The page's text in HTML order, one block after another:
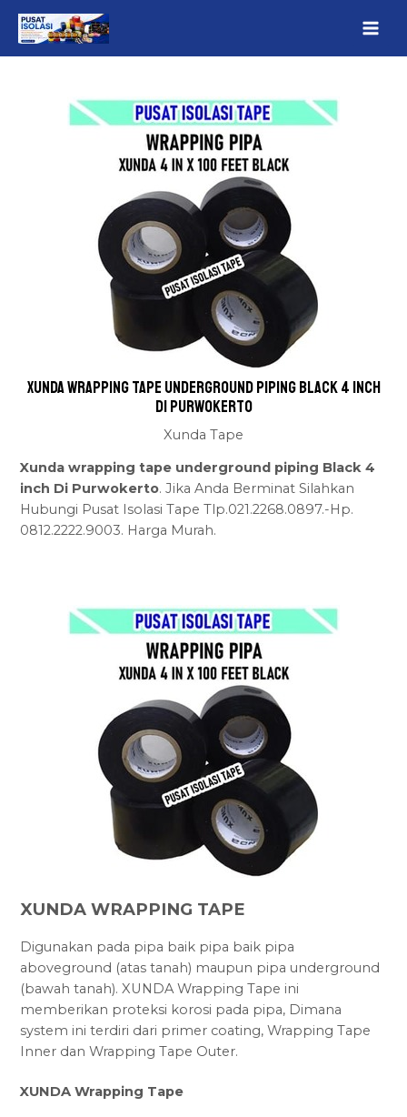
Xunda wrapping tape underground piping Black 4 inch
Di Purwokerto
Xunda Tape
Xunda wrapping tape underground piping Black 4
inch Di Purwokerto. Jika Anda Berminat Silahkan
Hubungi Pusat Isolasi Tape Tlp.021.2268.0897.-Hp.
0812.2222.9003. Harga Murah.
XUNDA WRAPPING TAPE
Digunakan pada pipa baik pipa baik pipa
aboveground (atas tanah) maupun pipa underground
(bawah tanah). XUNDA Wrapping Tape ini
memberikan proteksi korosi pada pipa, Dimana
system ini terdiri dari primer coating, Wrapping Tape
Inner dan Wrapping Tape Outer.
XUNDA Wrapping Tape
navigation